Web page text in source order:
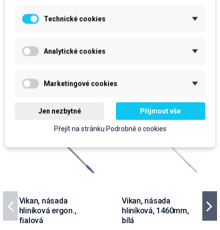
Produkty ve stejné kategorii
Vikan, násada
hliníková ergon.,
fialová
Vikan, násada
hliníková, 1460mm,
bílá
Technické cookies
Analytické cookies
Marketingové cookies
Jen nezbytné Přijmout vše
Přejít na stránku Podrobně o cookies